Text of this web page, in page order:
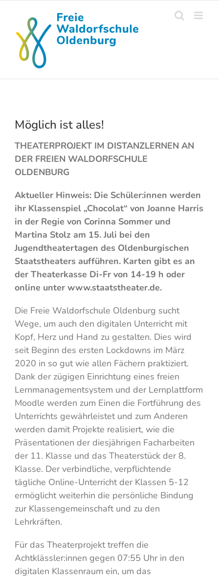
content
Möglich ist alles!
THEATERPROJEKT IM DISTANZLERNEN AN
DER FREIEN WALDORFSCHULE
OLDENBURG
Aktueller Hinweis: Die Schüler:innen werden
ihr Klassenspiel „Chocolat“ von Joanne Harris
in der Regie von Corinna Sommer und
Martina Stolz am 15. Juli bei den
Jugendtheatertagen des Oldenburgischen
Staatstheaters aufführen. Karten gibt es an
der Theaterkasse Di-Fr von 14-19 h oder
online unter www.staatstheater.de.
Die Freie Waldorfschule Oldenburg sucht
Wege, um auch den digitalen Unterricht mit
Kopf, Herz und Hand zu gestalten. Dies wird
seit Beginn des ersten Lockdowns im März
2020 in so gut wie allen Fächern praktiziert.
Dank der zügigen Einrichtung eines freien
Lernmanagementsystem und der Lernplattform
Moodle werden zum Einen die Fortführung des
Unterrichts gewährleistet und zum Anderen
werden damit Projekte realisiert, wie die
Präsentationen der diesjährigen Facharbeiten
der 11. Klasse und das Theaterstück der 8.
Klasse. Der verbindliche, verpflichtende
tägliche Online-Unterricht der Klassen 5-12
ermöglicht weiterhin die persönliche Bindung
zur Klassengemeinschaft und zu den
Lehrkräften.
Für das Theaterprojekt treffen die
Achtklässler:innen gegen 07:55 Uhr in den
digitalen Klassenraum ein, um das